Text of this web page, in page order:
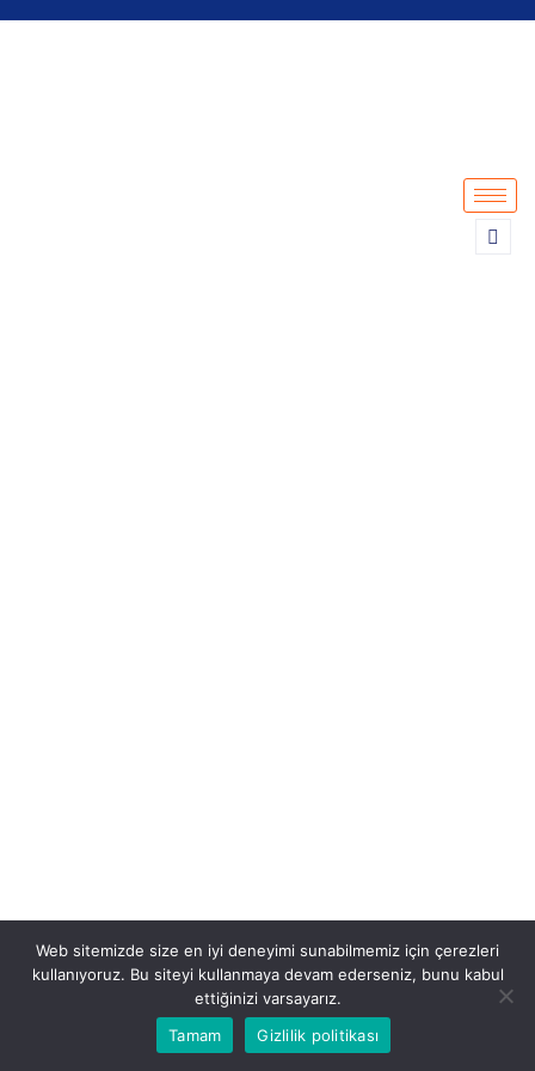
Web sitemizde size en iyi deneyimi sunabilmemiz için çerezleri
kullanıyoruz. Bu siteyi kullanmaya devam ederseniz, bunu kabul
ettiğinizi varsayarız.
Tamam
Gizlilik politikası